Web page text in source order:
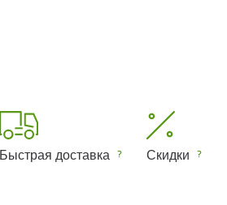
Быстрая доставка Скидки